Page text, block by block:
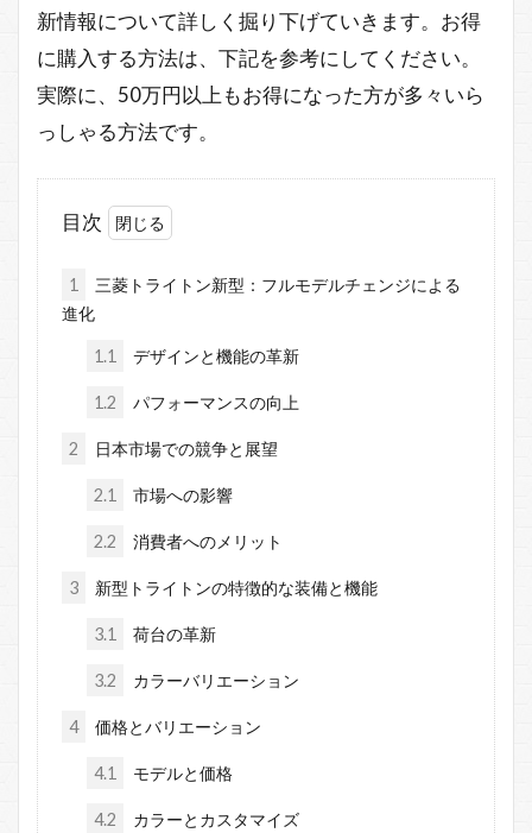
新情報について詳しく掘り下げていきます。お得
に購入する方法は、下記を参考にしてください。
実際に、50万円以上もお得になった方が多々いら
っしゃる方法です。
目次
1
三菱トライトン新型：フルモデルチェンジによる
進化
1.1 デザインと機能の革新
1.2 パフォーマンスの向上
2 日本市場での競争と展望
2.1 市場への影響
2.2 消費者へのメリット
3 新型トライトンの特徴的な装備と機能
3.1 荷台の革新
3.2 カラーバリエーション
4 価格とバリエーション
4.1 モデルと価格
4.2 カラーとカスタマイズ